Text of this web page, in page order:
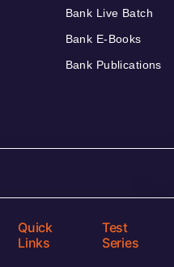
Bank Live Batch
Bank E-Books
Bank Publications
Quick
Links
Test
Series